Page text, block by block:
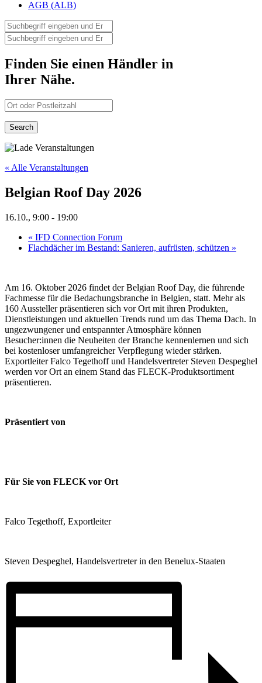
AGB (ALB)
Finden Sie einen Händler in
Ihrer Nähe.
« Alle Veranstaltungen
Belgian Roof Day 2026
16.10., 9:00 - 19:00
« IFD Connection Forum
Flachdächer im Bestand: Sanieren, aufrüsten, schützen »
Am 16. Oktober 2026 findet der Belgian Roof Day, die führende
Fachmesse für die Bedachungsbranche in Belgien, statt. Mehr als
160 Aussteller präsentieren sich vor Ort mit ihren Produkten,
Dienstleistungen und aktuellen Trends rund um das Thema Dach. In
ungezwungener und entspannter Atmosphäre können
Besucher:innen die Neuheiten der Branche kennenlernen und sich
bei kostenloser umfangreicher Verpflegung wieder stärken.
Exportleiter Falco Tegethoff und Handelsvertreter Steven Despeghel
werden vor Ort an einem Stand das FLECK-Produktsortiment
präsentieren.
Präsentiert von
Für Sie von FLECK vor Ort
Falco Tegethoff, Exportleiter
Steven Despeghel, Handelsvertreter in den Benelux-Staaten